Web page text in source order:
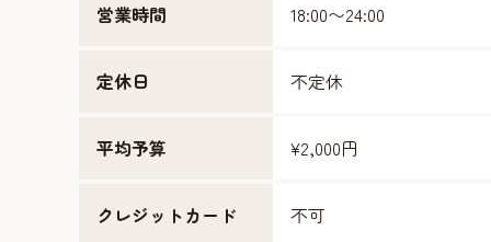
営業時間 18:00〜24:00
定休日 不定休
平均予算 ¥2,000円
クレジットカード 不可